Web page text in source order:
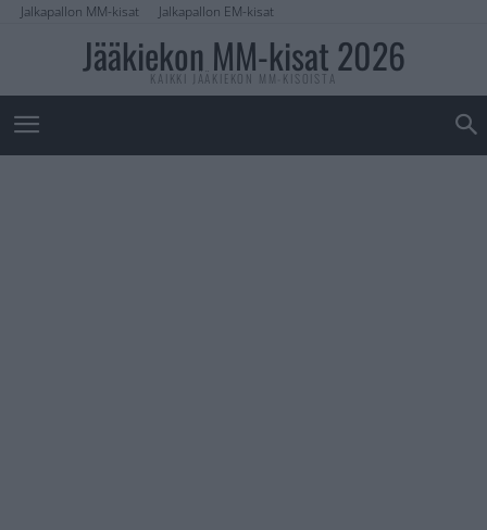
Jalkapallon MM-kisat Jalkapallon EM-kisat
Jääkiekon MM-kisat 2026
KAIKKI JÄÄKIEKON MM-KISOISTA